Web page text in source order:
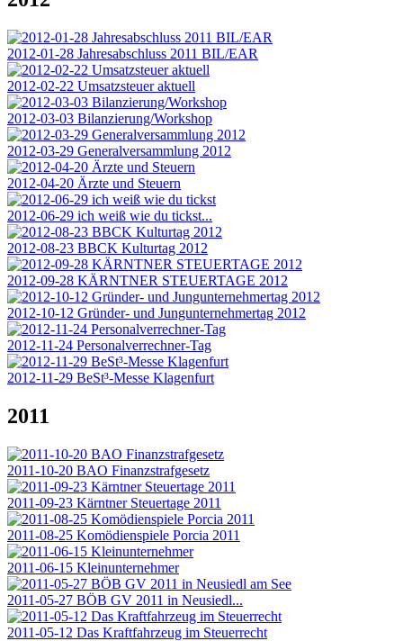
2012-01-28 Jahresabschluss 2011 BIL/EAR
2012-02-22 Umsatzsteuer aktuell
2012-03-03 Bilanzierung/Workshop
2012-03-29 Generalversammlung 2012
2012-04-20 Ärzte und Steuern
2012-06-29 ich weiß wie du tickst...
2012-08-23 BBCK Kulturtag 2012
2012-09-28 KÄRNTNER STEUERTAGE 2012
2012-10-12 Gründer- und Jungunternehmertag 2012
2012-11-24 Personalverrechner-Tag
2012-11-29 BeSt³-Messe Klagenfurt
2011
2011-10-20 BAO Finanzstrafgesetz
2011-09-23 Kärntner Steuertage 2011
2011-08-25 Komödienspiele Porcia 2011
2011-06-15 Kleinunternehmer
2011-05-27 BÖB GV 2011 in Neusiedl...
2011-05-12 Das Kraftfahrzeug im Steuerrecht